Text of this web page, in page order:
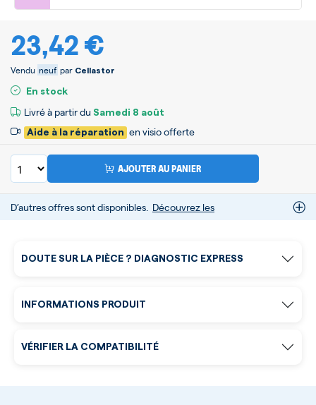
23,42 €
Vendu neuf par Cellastor
En stock
Livré à partir du Samedi 8 août
Aide à la réparation en visio offerte
AJOUTER AU PANIER
D’autres offres sont disponibles. Découvrez les
DOUTE SUR LA PIÈCE ? DIAGNOSTIC EXPRESS
INFORMATIONS PRODUIT
VÉRIFIER LA COMPATIBILITÉ